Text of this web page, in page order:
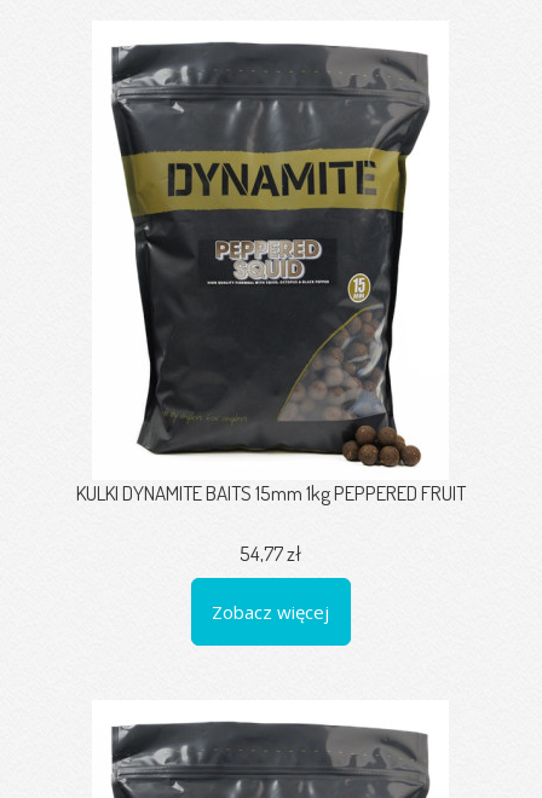
KULKI DYNAMITE BAITS 15mm 1kg PEPPERED FRUIT
54,77 zł
Zobacz więcej